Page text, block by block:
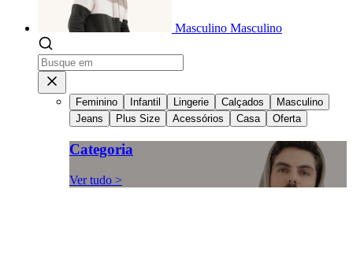
Masculino Masculino
Feminino Infantil Lingerie Calçados
Masculino
Jeans
Plus Size Acessórios Casa Oferta
Categoria
Ver tudo >